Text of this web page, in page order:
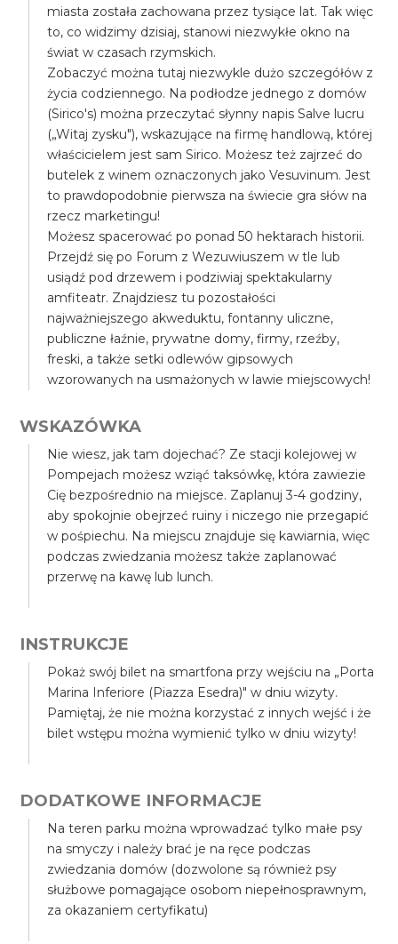
miasta została zachowana przez tysiące lat. Tak więc
to, co widzimy dzisiaj, stanowi niezwykłe okno na
świat w czasach rzymskich.
Zobaczyć można tutaj niezwykle dużo szczegółów z
życia codziennego. Na podłodze jednego z domów
(Sirico's) można przeczytać słynny napis Salve lucru
(„Witaj zysku"), wskazujące na firmę handlową, której
właścicielem jest sam Sirico. Możesz też zajrzeć do
butelek z winem oznaczonych jako Vesuvinum. Jest
to prawdopodobnie pierwsza na świecie gra słów na
rzecz marketingu!
Możesz spacerować po ponad 50 hektarach historii.
Przejdź się po Forum z Wezuwiuszem w tle lub
usiądź pod drzewem i podziwiaj spektakularny
amfiteatr. Znajdziesz tu pozostałości
najważniejszego akweduktu, fontanny uliczne,
publiczne łaźnie, prywatne domy, firmy, rzeźby,
freski, a także setki odlewów gipsowych
wzorowanych na usmażonych w lawie miejscowych!
WSKAZÓWKA
Nie wiesz, jak tam dojechać? Ze stacji kolejowej w
Pompejach możesz wziąć taksówkę, która zawiezie
Cię bezpośrednio na miejsce. Zaplanuj 3-4 godziny,
aby spokojnie obejrzeć ruiny i niczego nie przegapić
w pośpiechu. Na miejscu znajduje się kawiarnia, więc
podczas zwiedzania możesz także zaplanować
przerwę na kawę lub lunch.
INSTRUKCJE
Pokaż swój bilet na smartfona przy wejściu na „Porta
Marina Inferiore (Piazza Esedra)" w dniu wizyty.
Pamiętaj, że nie można korzystać z innych wejść i że
bilet wstępu można wymienić tylko w dniu wizyty!
DODATKOWE INFORMACJE
Na teren parku można wprowadzać tylko małe psy
na smyczy i należy brać je na ręce podczas
zwiedzania domów (dozwolone są również psy
służbowe pomagające osobom niepełnosprawnym,
za okazaniem certyfikatu)